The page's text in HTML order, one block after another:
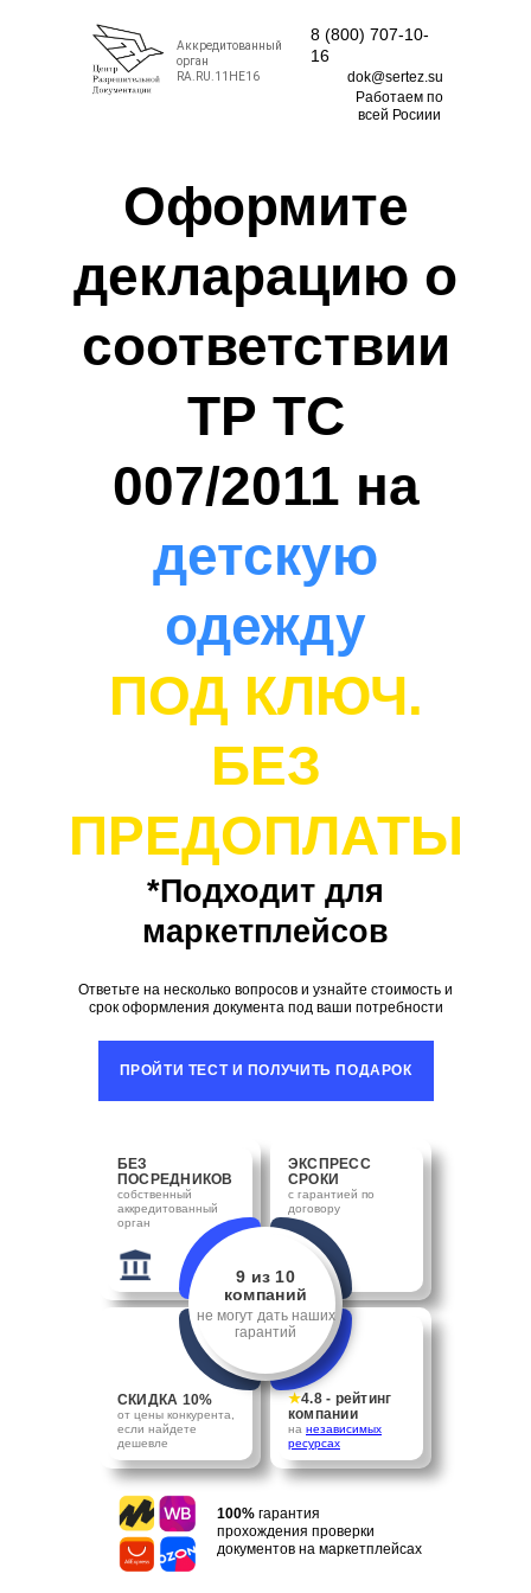
Аккредитованный
орган
RA.RU.11НЕ16
8 (800) 707-10-
16
dok@sertez.su
Работаем по
всей Росиии
Оформите
декларацию о
соответствии
ТР ТС
007/2011 на
детскую
одежду
ПОД КЛЮЧ.
БЕЗ
ПРЕДОПЛАТЫ
*Подходит для
маркетплейсов
Ответьте на несколько вопросов и узнайте стоимость и
срок оформления документа под ваши потребности
ПРОЙТИ ТЕСТ И ПОЛУЧИТЬ ПОДАРОК
БЕЗ
ПОСРЕДНИКОВ
собственный
аккредитованный
орган
ЭКСПРЕСС
СРОКИ
с гарантией по
договору
9 из 10
компаний
не могут дать наших
гарантий
СКИДКА 10%
от цены конкурента,
если найдете
дешевле
★4.8 - рейтинг
компании
на независимых
ресурсах
100% гарантия
прохождения проверки
документов на маркетплейсах